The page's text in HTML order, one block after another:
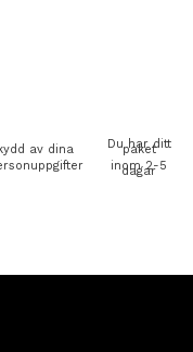
av dina
Du har ditt
paket
inom 2-5
dagar